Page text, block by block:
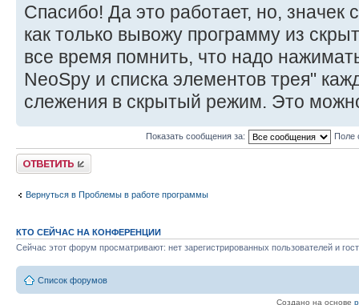
Спасибо! Да это работает, но, значек
как только вывожу программу из
все время помнить, что надо
NeoSpy и списка элементов трея"
слежения в скрытый режим. Это
Показать сообщения за: Поле
Ответить
Вернуться в Проблемы в работе программы
КТО СЕЙЧАС НА КОНФЕРЕНЦИИ
Сейчас этот форум просматривают: нет зарегистрированных пользователей и
Список форумов
Создано на основе